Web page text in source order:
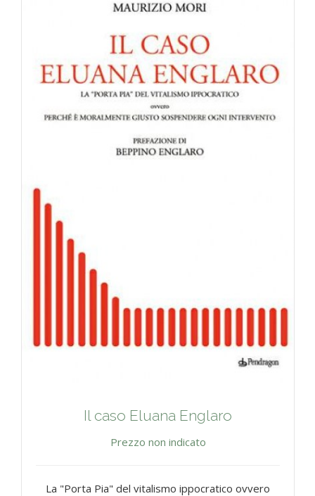
Il caso Eluana Englaro
Prezzo non indicato
La "Porta Pia" del vitalismo ippocratico ovvero